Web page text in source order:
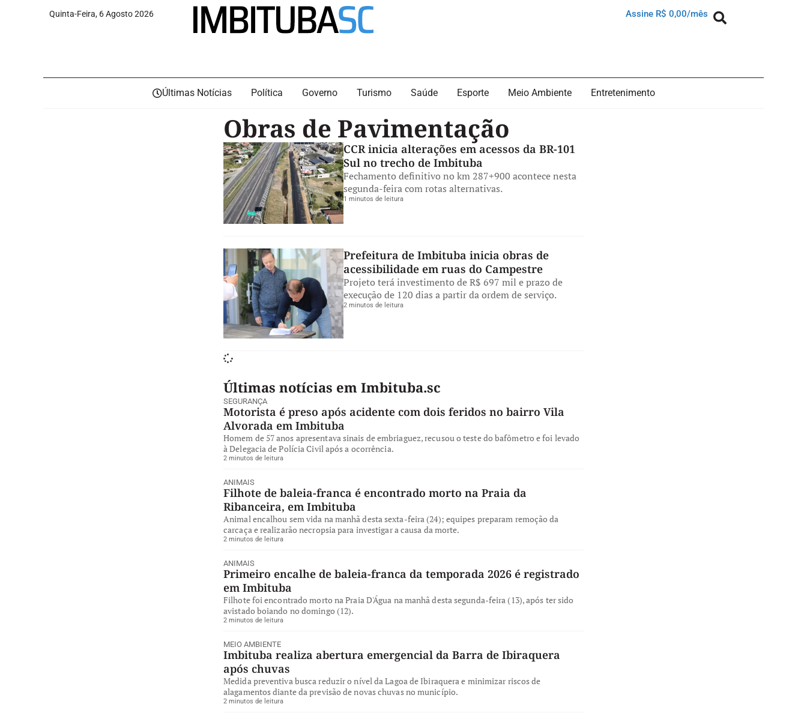
Quinta-Feira, 6 Agosto 2026 Assine R$ 0,00/mês
Últimas Notícias Política Governo Turismo Saúde Esporte Meio Ambiente Entretenimento
Obras de Pavimentação
CCR inicia alterações em acessos da BR-101
Sul no trecho de Imbituba
Fechamento definitivo no km 287+900 acontece nesta
segunda-feira com rotas alternativas.
1 minutos de leitura
Prefeitura de Imbituba inicia obras de
acessibilidade em ruas do Campestre
Projeto terá investimento de R$ 697 mil e prazo de
execução de 120 dias a partir da ordem de serviço.
2 minutos de leitura
Últimas notícias em Imbituba.sc
SEGURANÇA
Motorista é preso após acidente com dois feridos no bairro Vila
Alvorada em Imbituba
Homem de 57 anos apresentava sinais de embriaguez, recusou o teste do bafômetro e foi levado
à Delegacia de Polícia Civil após a ocorrência.
2 minutos de leitura
ANIMAIS
Filhote de baleia-franca é encontrado morto na Praia da
Ribanceira, em Imbituba
Animal encalhou sem vida na manhã desta sexta-feira (24); equipes preparam remoção da
carcaça e realizarão necropsia para investigar a causa da morte.
2 minutos de leitura
ANIMAIS
Primeiro encalhe de baleia-franca da temporada 2026 é registrado
em Imbituba
Filhote foi encontrado morto na Praia D'Água na manhã desta segunda-feira (13), após ter sido
avistado boiando no domingo (12).
2 minutos de leitura
MEIO AMBIENTE
Imbituba realiza abertura emergencial da Barra de Ibiraquera
após chuvas
Medida preventiva busca reduzir o nível da Lagoa de Ibiraquera e minimizar riscos de
alagamentos diante da previsão de novas chuvas no município.
2 minutos de leitura